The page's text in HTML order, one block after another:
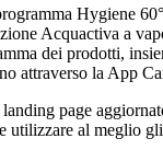
Hygiene
Acquactiva a
dei prodotti,
attraverso la App
page
al meglio